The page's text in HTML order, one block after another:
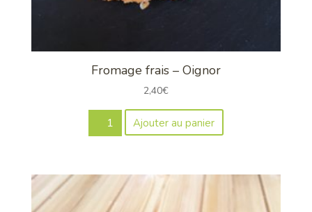
Fromage frais – Oignor
2,40€
quantité
de
-
Oignor
Ajouter au panier